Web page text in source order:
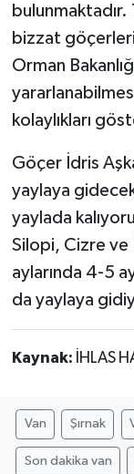
bulunmaktadır.
bizzat
Orman
kolaylıkları
Göçer İdris
yaylaya
yaylada
Silopi, Cizre ve
aylarında 4-5
da yaylaya
Kaynak: İHLAS
Van Şırnak
Son dakika van